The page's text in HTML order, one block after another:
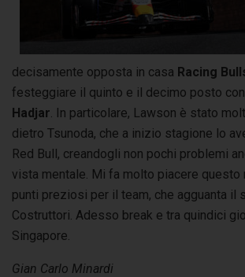
decisamente opposta in casa Racing
festeggiare il quinto e il decimo posto con
Hadjar . In particolare, Lawson è stato
dietro Tsunoda, che a inizio stagione lo
Red Bull, creandogli non pochi problemi
vista mentale. Mi fa molto piacere questo
punti preziosi per il team, che agguanta il
Costruttori. Adesso break e tra quindici
Singapore.
Gian Carlo Minardi